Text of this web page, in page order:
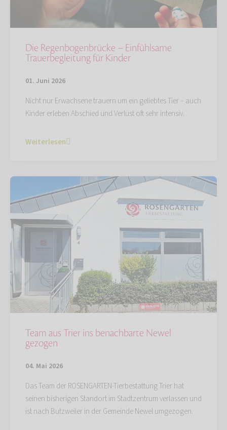
Die Regenbogenbrücke – Einfühlsame
Trauerbegleitung für Kinder
01. Juni 2026
Nicht nur Erwachsene trauern um ein geliebtes Tier – auch
Kinder erleben Abschied und Verlust oft sehr intensiv.
Weiterlesen
Team aus Trier ins benachbarte Newel
gezogen
04. Mai 2026
Das Team der ROSENGARTEN-Tierbestattung Trier hat
seinen bisherigen Standort im Stadtzentrum verlassen und
ist nach Butzweiler in der Gemeinde Newel umgezogen.